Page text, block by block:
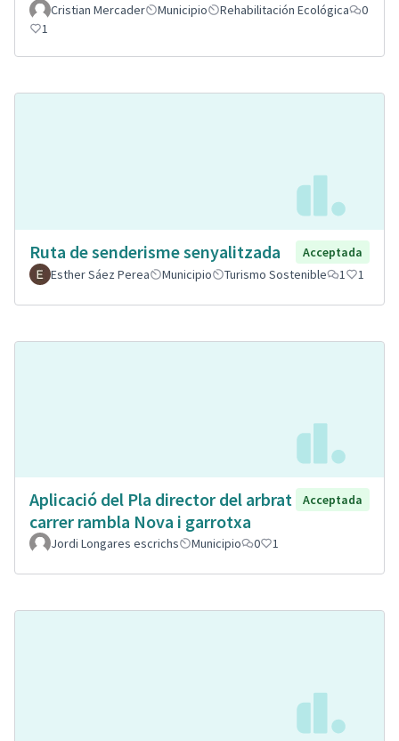
Cristian Mercader Municipio Rehabilitación Ecológica
0
1
Ruta de senderisme senyalitzada
Acceptada
Esther Sáez Perea
Municipio Turismo Sostenible 1 1
Aplicació del Pla director del arbrat
carrer rambla Nova i garrotxa
Acceptada
Jordi Longares escrichs Municipio 0 1